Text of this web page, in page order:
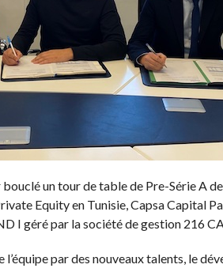
un tour de table de Pre-Série A
Equity en Tunisie, Capsa Capital
I géré par la société de gestion 216
par des nouveaux talents, le